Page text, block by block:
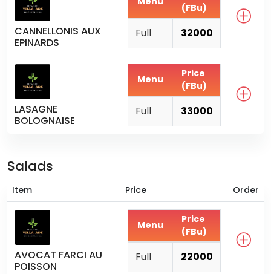
CANNELLONIS AUX
EPINARDS
(FBu)
Full 32000
LASAGNE
BOLOGNAISE
Menu
Price
(FBu)
Full 33000
Salads
Item Price Order
AVOCAT FARCI AU
POISSON
Menu
Price
(FBu)
Full 22000